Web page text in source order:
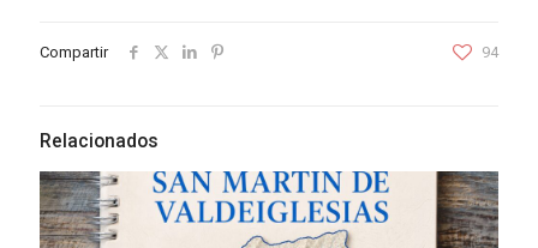
Compartir 94
Relacionados